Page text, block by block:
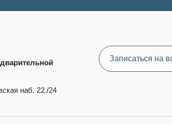
наб. 22 /24
Записаться на